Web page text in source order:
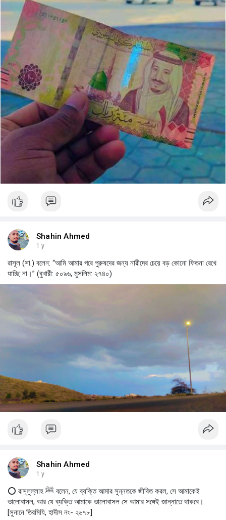
Shahin Ahmed
1 y
রাসূল (সা.) বলেন: “আমি আমার পরে পুরুষদের জন্য নারীদের চেয়ে বড় কোনো ফিতনা রেখে
যাচ্ছি না।” (বুখারী: ৫০৯৬, মুসলিম: ২৭৪০)
Shahin Ahmed
1 y
⭕ রাসূলুল্লাহ ﷺ বলেন, যে ব্যক্তি আমার সুন্নতকে জীবিত করল, সে আমাকেই
ভালোবাসল, আর যে ব্যক্তি আমাকে ভালোবাসল সে আমার সঙ্গেই জান্নাতে থাকবে।
[সুনানে তিরমিযি, হাদীস নং- ২৬৭৮]